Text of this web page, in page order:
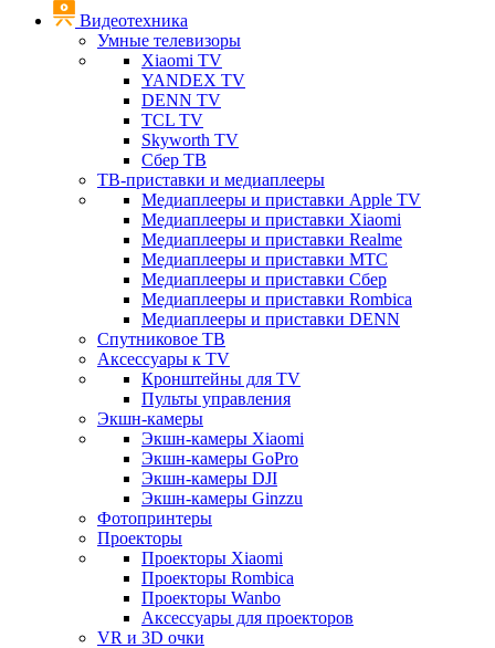
Видеотехника
Умные телевизоры
Xiaomi TV
YANDEX TV
DENN TV
TCL TV
Skyworth TV
Сбер ТВ
ТВ-приставки и медиаплееры
Медиаплееры и приставки Apple TV
Медиаплееры и приставки Xiaomi
Медиаплееры и приставки Realme
Медиаплееры и приставки МТС
Медиаплееры и приставки Сбер
Медиаплееры и приставки Rombica
Медиаплееры и приставки DENN
Спутниковое ТВ
Аксессуары к TV
Кронштейны для TV
Пульты управления
Экшн-камеры
Экшн-камеры Xiaomi
Экшн-камеры GoPro
Экшн-камеры DJI
Экшн-камеры Ginzzu
Фотопринтеры
Проекторы
Проекторы Xiaomi
Проекторы Rombica
Проекторы Wanbo
Аксессуары для проекторов
VR и 3D очки